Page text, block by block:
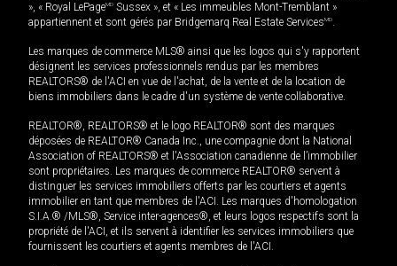
», « Royal LePageMD Sussex », et « Les immeubles Mont-Tremblant »
appartiennent et sont gérés par Bridgemarq Real Estate ServicesMD.
Les marques de commerce MLS® ainsi que les logos qui s'y rapportent
désignent les services professionnels rendus par les membres
REALTORS® de l'ACI en vue de l'achat, de la vente et de la location de
biens immobiliers dans le cadre d'un système de vente collaborative.
REALTOR®, REALTORS® et le logo REALTOR® sont des marques
déposées de REALTOR® Canada Inc., une compagnie dont la National
Association of REALTORS® et l'Association canadienne de l’immobilier
sont propriétaires. Les marques de commerce REALTOR® servent à
distinguer les services immobiliers offerts par les courtiers et agents
immobilier en tant que membres de l'ACI. Les marques d'homologation
S.I.A.® /MLS®, Service inter-agences®, et leurs logos respectifs sont la
propriété de l'ACI, et ils servent à identifier les services immobiliers que
fournissent les courtiers et agents membres de l'ACI.